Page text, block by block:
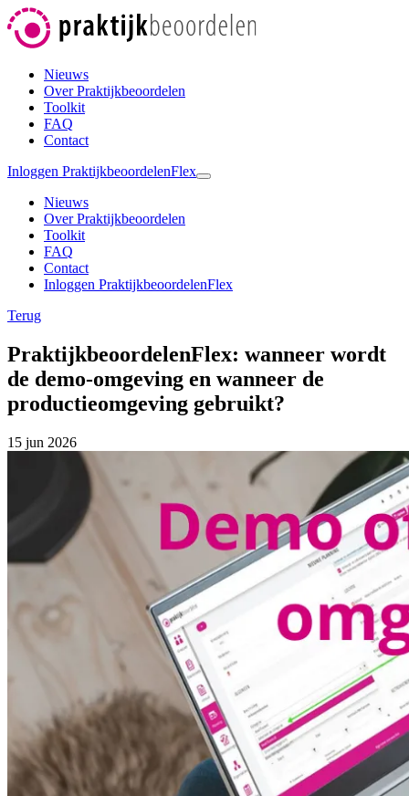
Nieuws
Over Praktijkbeoordelen
Toolkit
FAQ
Contact
Inloggen PraktijkbeoordelenFlex
Nieuws
Over Praktijkbeoordelen
Toolkit
FAQ
Contact
Inloggen PraktijkbeoordelenFlex
Terug
PraktijkbeoordelenFlex: wanneer wordt
de demo-omgeving en wanneer de
productieomgeving gebruikt?
15 jun 2026